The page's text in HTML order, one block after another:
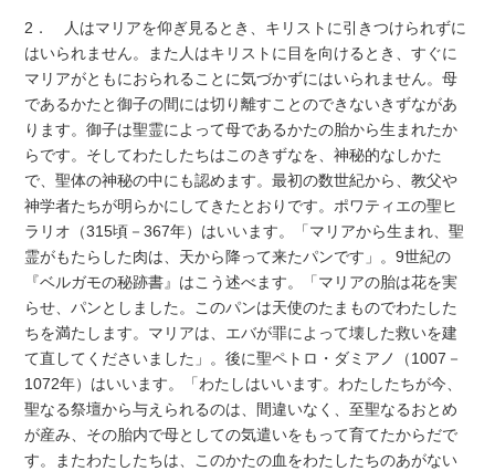
2． 人はマリアを仰ぎ見るとき、キリストに引きつけられずに
はいられません。また人はキリストに目を向けるとき、すぐに
マリアがともにおられることに気づかずにはいられません。母
であるかたと御子の間には切り離すことのできないきずながあ
ります。御子は聖霊によって母であるかたの胎から生まれたか
らです。そしてわたしたちはこのきずなを、神秘的なしかた
で、聖体の神秘の中にも認めます。最初の数世紀から、教父や
神学者たちが明らかにしてきたとおりです。ポワティエの聖ヒ
ラリオ（315頃－367年）はいいます。「マリアから生まれ、聖
霊がもたらした肉は、天から降って来たパンです」。9世紀の
『ベルガモの秘跡書』はこう述べます。「マリアの胎は花を実
らせ、パンとしました。このパンは天使のたまものでわたした
ちを満たします。マリアは、エバが罪によって壊した救いを建
て直してくださいました」。後に聖ペトロ・ダミアノ（1007－
1072年）はいいます。「わたしはいいます。わたしたちが今、
聖なる祭壇から与えられるのは、間違いなく、至聖なるおとめ
が産み、その胎内で母としての気遣いをもって育てたからだで
す。またわたしたちは、このかたの血をわたしたちのあがない